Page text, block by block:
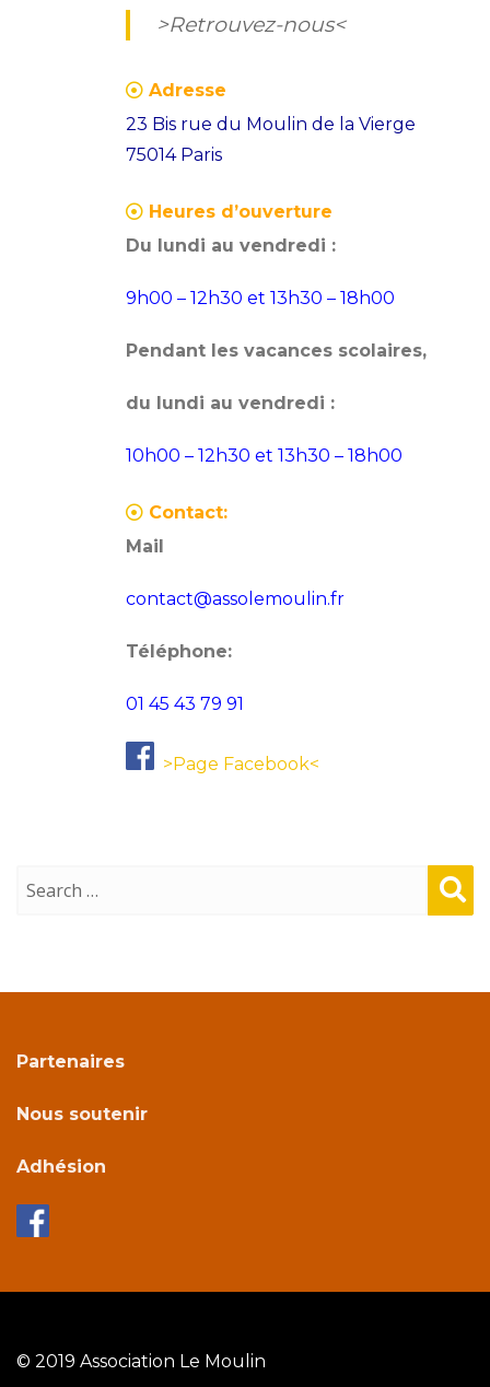
>Retrouvez-nous<
Adresse
23 Bis rue du Moulin de la Vierge
75014 Paris
Heures d’ouverture
Du lundi au vendredi :
9h00 – 12h30 et 13h30 – 18h00
Pendant les vacances scolaires,
du lundi au vendredi :
10h00 – 12h30 et 13h30 – 18h00
Contact:
Mail
contact@assolemoulin.fr
Téléphone:
01 45 43 79 91
>Page Facebook<
Sear
Partenaires
Nous soutenir
Adhésion
© 2019 Association Le Moulin